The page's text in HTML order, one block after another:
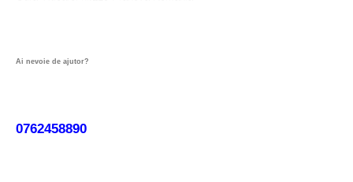
Ai nevoie de ajutor?
0762458890